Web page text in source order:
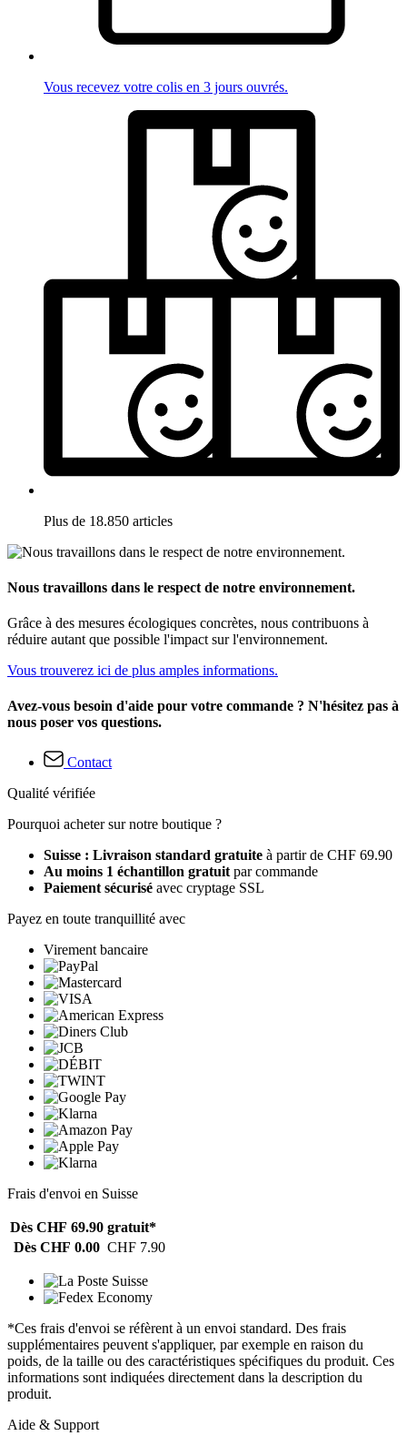
Vous recevez votre colis en 3 jours ouvrés.
Plus de 18.850 articles
Nous travaillons dans le respect de notre environnement.
Grâce à des mesures écologiques concrètes, nous contribuons à
réduire autant que possible l'impact sur l'environnement.
Vous trouverez ici de plus amples informations.
Avez-vous besoin d'aide pour votre commande ? N'hésitez pas à
nous poser vos questions.
Contact
Qualité vérifiée
Pourquoi acheter sur notre boutique ?
Suisse : Livraison standard gratuite à partir de CHF 69.90
Au moins 1 échantillon gratuit par commande
Paiement sécurisé avec cryptage SSL
Payez en toute tranquillité avec
Virement bancaire
Frais d'envoi en Suisse
Dès CHF 69.90 gratuit*
Dès CHF 0.00 CHF 7.90
*Ces frais d'envoi se réfèrent à un envoi standard. Des frais
supplémentaires peuvent s'appliquer, par exemple en raison du
poids, de la taille ou des caractéristiques spécifiques du produit. Ces
informations sont indiquées directement dans la description du
produit.
Aide & Support